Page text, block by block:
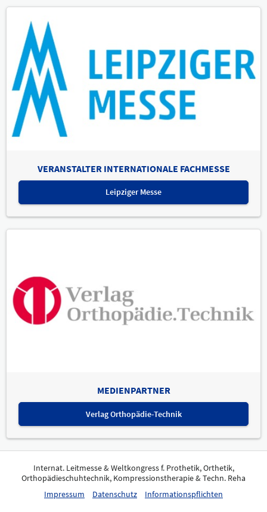
VERANSTALTER INTERNATIONALE FACHMESSE
Leipziger Messe
MEDIENPARTNER
Verlag Orthopädie-Technik
Internat. Leitmesse & Weltkongress f. Prothetik, Orthetik,
Orthopädieschuhtechnik, Kompressionstherapie & Techn. Reha
Impressum
Datenschutz Informationspflichten